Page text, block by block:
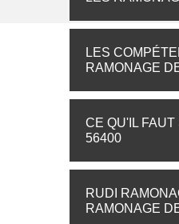
LES
RAMONAGE
CE QU'IL
56400
RUDI
RAMONAGE